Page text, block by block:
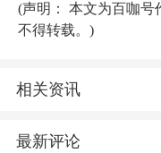
(声明： 本文为百咖号
不得转载。)
相关资讯
最新评论